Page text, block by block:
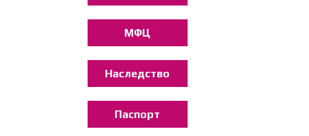
МФЦ
Наследство
Паспорт